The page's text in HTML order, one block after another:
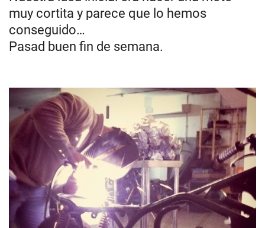
muy cortita y parece que lo hemos
conseguido…
Pasad buen fin de semana.